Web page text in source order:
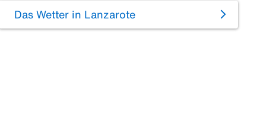
Das Wetter in Lanzarote